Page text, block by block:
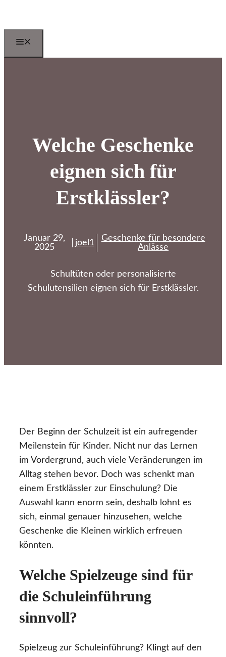
springen
Welche Geschenke
eignen sich für
Erstklässler?
Januar 29,
2025
joel1
Geschenke für besondere
Anlässe
Schultüten oder personalisierte
Schulutensilien eignen sich für Erstklässler.
Der Beginn der Schulzeit ist ein aufregender
Meilenstein für Kinder. Nicht nur das Lernen
im Vordergrund, auch viele Veränderungen im
Alltag stehen bevor. Doch was schenkt man
einem Erstklässler zur Einschulung? Die
Auswahl kann enorm sein, deshalb lohnt es
sich, einmal genauer hinzusehen, welche
Geschenke die Kleinen wirklich erfreuen
könnten.
Welche Spielzeuge sind für
die Schuleinführung
sinnvoll?
Spielzeug zur Schuleinführung? Klingt auf den